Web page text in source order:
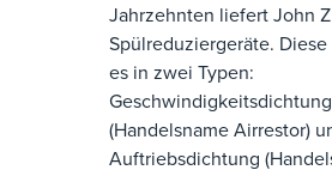
Jahrzehnten liefert John
Spülreduziergeräte.
es in zwei Typen:
Geschwindigkeitsdichtung
(Handelsname Airrestor)
Auftriebsdichtung